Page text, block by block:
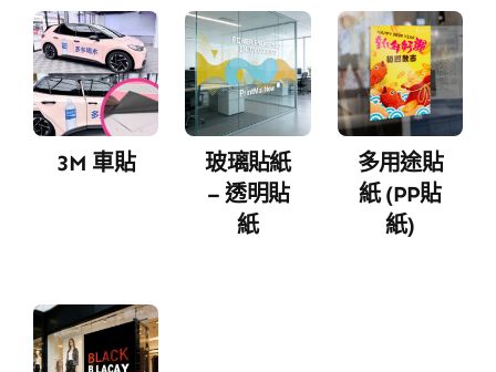
3M 車貼
玻璃貼紙
– 透明貼
紙
多用途貼
紙 (PP貼
紙)